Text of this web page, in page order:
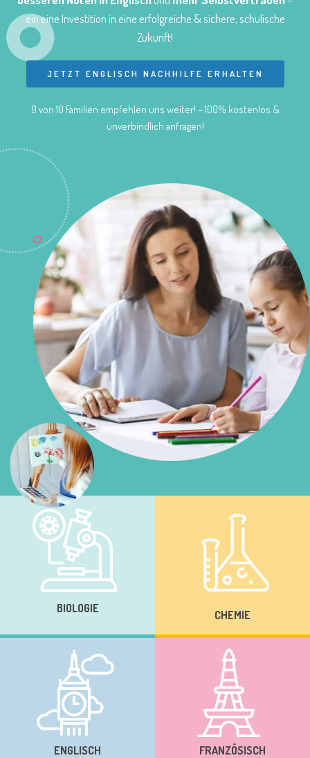
ein eine Investition in eine erfolgreiche & sichere, schulische
Zukunft!
JETZT ENGLISCH NACHHILFE ERHALTEN
9 von 10 Familien empfehlen uns weiter! – 100% kostenlos &
unverbindlich anfragen!
BIOLOGIE CHEMIE
ENGLISCH FRANZÖSISCH